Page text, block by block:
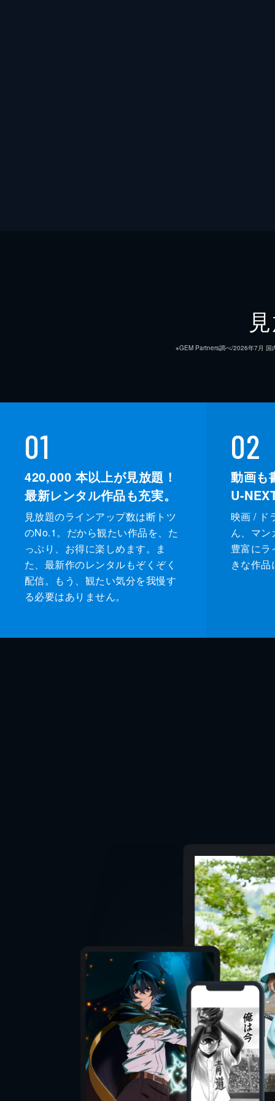
製作
※GEM Partners調べ/2026年7⽉ 国
01
420,000 本以上が見放題！
最新レンタル作品も充実。
見放題のラインアップ数は断トツ
のNo.1。だから観たい作品を、た
っぷり、お得に楽しめます。ま
た、最新作のレンタルもぞくぞく
配信。もう、観たい気分を我慢す
る必要はありません。
02
動画も
U-
映画 / ド
ん、マン
豊富にラ
きな作